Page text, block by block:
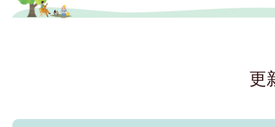
更